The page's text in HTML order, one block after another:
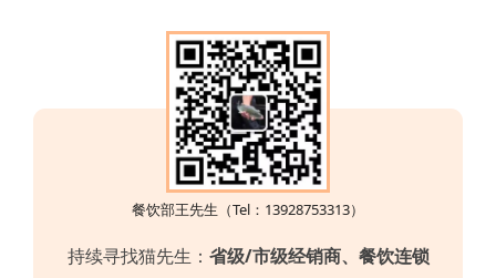
餐饮部王先生（Tel：13928753313）
持续寻找猫先生： 省级/市级经销商、餐饮连锁